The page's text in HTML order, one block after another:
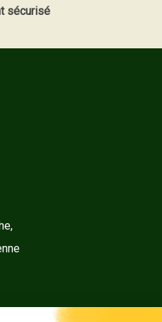
sécurisé